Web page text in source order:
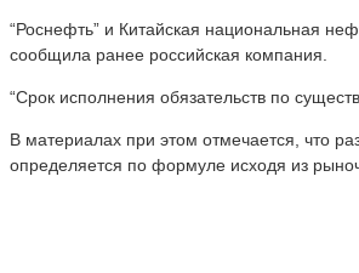
“Роснефть” и Китайская национальная
сообщила ранее российская компания.
“Срок исполнения обязательств по
В материалах при этом отмечается, что
определяется по формуле исходя из